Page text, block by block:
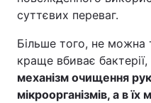
суттєвих переваг.
Більше того, не можна
краще вбиває бактерії,
механізм очищення
мікроорганізмів, а в